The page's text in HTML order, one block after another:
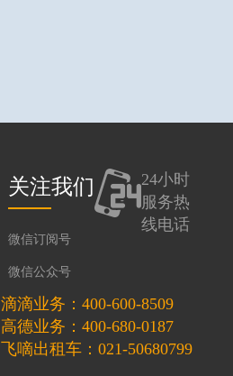
关注我们
微信订阅号
微信公众号
24小时
服务热
线电话
滴滴业务：400-600-8509
高德业务：400-680-0187
飞嘀出租车：021-50680799